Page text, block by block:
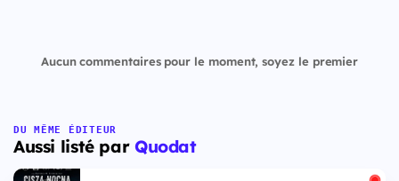
Aucun commentaires pour le moment, soyez le premier
DU MÊME ÉDITEUR
Aussi listé par Quodat